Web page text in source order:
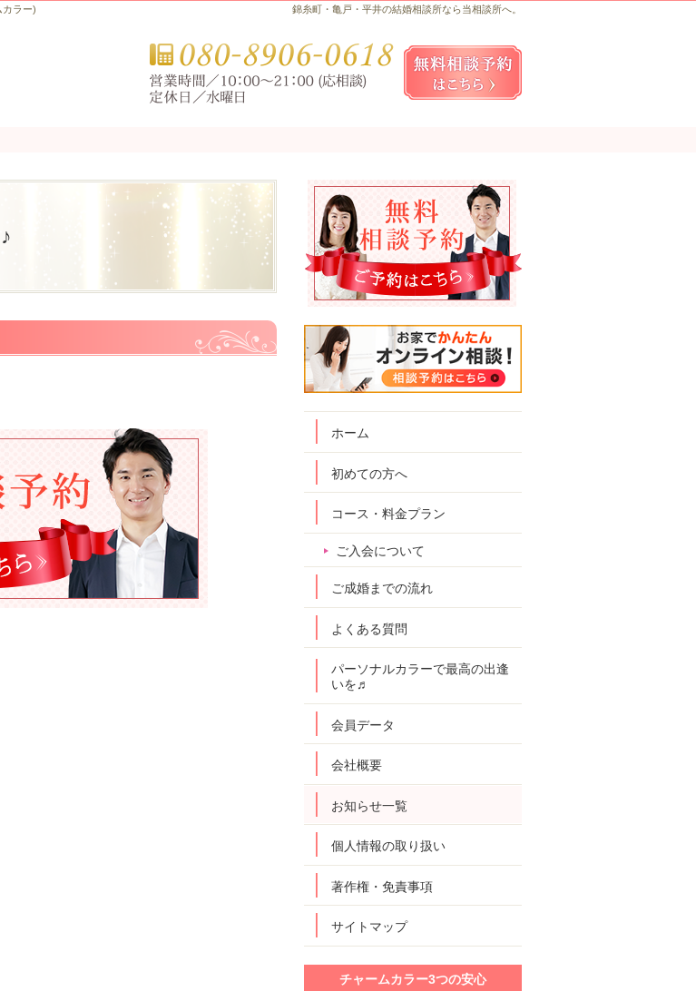
錦糸町・亀戸・平井の結婚相談所なら当相談所へ。
カラー)
ホーム
初めての方へ
コース・料金プラン
ご入会について
ご成婚までの流れ
よくある質問
パーソナルカラーで最高の出逢
いを♬
会員データ
会社概要
お知らせ一覧
個人情報の取り扱い
著作権・免責事項
サイトマップ
チャームカラー3つの安心
お気軽にお問合せ・ご相談ください